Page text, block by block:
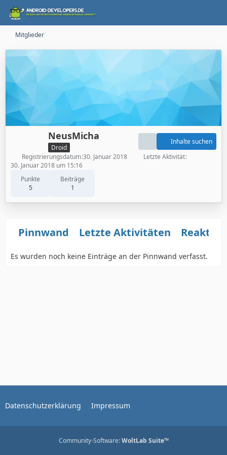
Mitglieder
NeusMicha
Droid
Punkte
5
Beiträge
1
Inhalte suchen
Registrierungsdatum 30. Januar 2018
Letzte Aktivität
30. Januar 2018 um 15:16
Pinnwand Letzte Aktivitäten
Es wurden noch keine Einträge an der Pinnwand verfasst.
Datenschutzerklärung Impressum
Community-Software:WoltLab Suite™